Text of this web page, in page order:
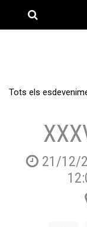
Tots els
21/12/